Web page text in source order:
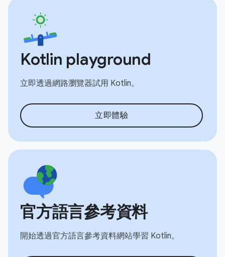
Kotlin playground
立即透過網路瀏覽器試用 Kotlin。
立即體驗
官方語言參考資料
開始透過官方語言參考資料網站學習 Kotlin。